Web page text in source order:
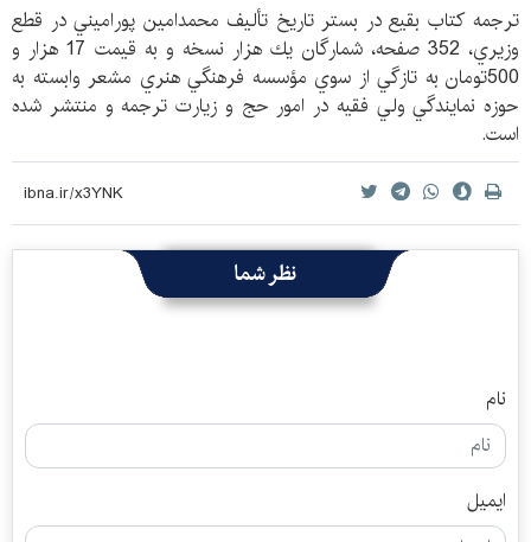
ترجمه كتاب بقيع در بستر تاريخ تأليف محمدامين پوراميني در قطع
وزيري، 352 صفحه، شمارگان يك هزار نسخه و به قيمت 17 هزار و
500تومان به تازگي از سوي مؤسسه فرهنگي هنري مشعر وابسته به
حوزه نمايندگي ولي فقيه در امور حج و زيارت ترجمه و منتشر شده
است.
نظر شما
نام
ایمیل